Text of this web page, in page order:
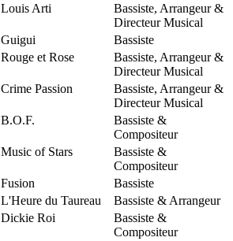
Louis Arti
Bassiste, Arrangeur &
Directeur Musical
Guigui
Bassiste
Rouge et Rose
Bassiste, Arrangeur &
Directeur Musical
Crime Passion
Bassiste, Arrangeur &
Directeur Musical
B.O.F.
Bassiste &
Compositeur
Music of Stars
Bassiste &
Compositeur
Fusion
Bassiste
L'Heure du Taureau
Bassiste & Arrangeur
Dickie Roi
Bassiste &
Compositeur